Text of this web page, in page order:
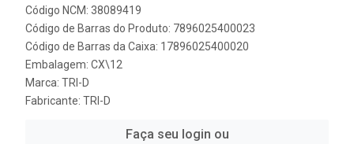
Código NCM: 38089419
Código de Barras do Produto: 7896025400023
Código de Barras da Caixa: 17896025400020
Embalagem: CX\12
Marca: TRI-D
Fabricante: TRI-D
Faça seu login ou